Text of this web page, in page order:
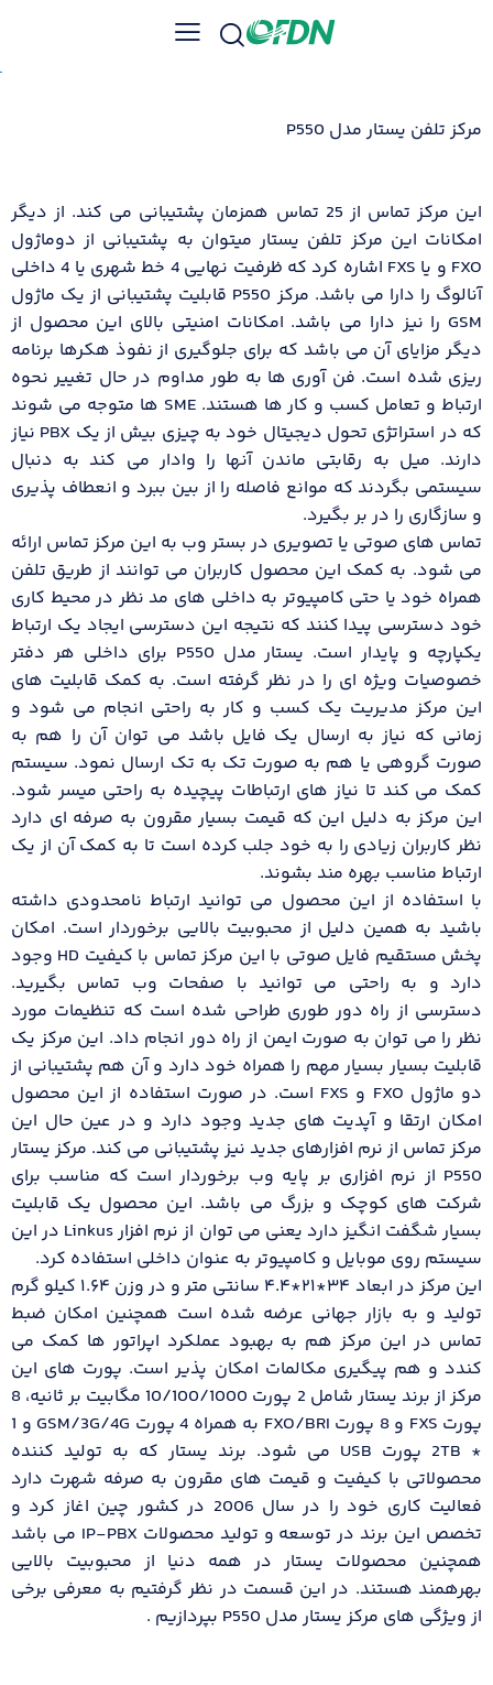
مرکز تلفن یستار مدل P550
این مرکز تماس از 25 تماس همزمان پشتیبانی می کند. از دیگر
امکانات این مرکز تلفن یستار میتوان به پشتیبانی از دوماژول
FXO و یا FXS اشاره کرد که ظرفیت نهایی 4 خط شهری یا 4 داخلی
آنالوگ را دارا می باشد. مرکز P550 قابلیت پشتیبانی از یک ماژول
GSM را نیز دارا می باشد. امکانات امنیتی بالای این محصول از
دیگر مزایای آن می باشد که برای جلوگیری از نفوذ هکرها برنامه
ریزی شده است. فن آوری ها به طور مداوم در حال تغییر نحوه
ارتباط و تعامل کسب و کار ها هستند. SME ها متوجه می شوند
که در استراتژی تحول دیجیتال خود به چیزی بیش از یک PBX نیاز
دارند. میل به رقابتی ماندن آنها را وادار می کند به دنبال
سیستمی بگردند که موانع فاصله را از بین ببرد و انعطاف پذیری
و سازگاری را در بر بگیرد.
تماس های صوتی یا تصویری در بستر وب به این مرکز تماس ارائه
می شود. به کمک این محصول کاربران می توانند از طریق تلفن
همراه خود یا حتی کامپیوتر به داخلی های مد نظر در محیط کاری
خود دسترسی پیدا کنند که نتیجه این دسترسی ایجاد یک ارتباط
یکپارچه و پایدار است. یستار مدل P550 برای داخلی هر دفتر
خصوصیات ویژه ای را در نظر گرفته است. به کمک قابلیت های
این مرکز مدیریت یک کسب و کار به راحتی انجام می شود و
زمانی که نیاز به ارسال یک فایل باشد می توان آن را هم به
صورت گروهی یا هم به صورت تک به تک ارسال نمود. سیستم
کمک می کند تا نیاز های ارتباطات پیچیده به راحتی میسر شود.
این مرکز به دلیل این که قیمت بسیار مقرون به صرفه ای دارد
نظر کاربران زیادی را به خود جلب کرده است تا به کمک آن از یک
ارتباط مناسب بهره مند بشوند.
با استفاده از این محصول می توانید ارتباط نامحدودی داشته
باشید به همین دلیل از محبوبیت بالایی برخوردار است. امکان
پخش مستقیم فایل صوتی با این مرکز تماس با کیفیت HD وجود
دارد و به راحتی می توانید با صفحات وب تماس بگیرید.
دسترسی از راه دور طوری طراحی شده است که تنظیمات مورد
نظر را می توان به صورت ایمن از راه دور انجام داد. این مرکز یک
قابلیت بسیار بسیار مهم را همراه خود دارد و آن هم پشتیبانی از
دو ماژول FXO و FXS است. در صورت استفاده از این محصول
امکان ارتقا و آپدیت های جدید وجود دارد و در عین حال این
مرکز تماس از نرم افزارهای جدید نیز پشتیبانی می کند. مرکز یستار
P550 از نرم افزاری بر پایه وب برخوردار است که مناسب برای
شرکت های کوچک و بزرگ می باشد. این محصول یک قابلیت
بسیار شگفت انگیز دارد یعنی می توان از نرم افزار Linkus در این
سیستم روی موبایل و کامپیوتر به عنوان داخلی استفاده کرد.
این مرکز در ابعاد ۳۴*۲۱*۴.۴ سانتی‌ متر و در وزن ۱.۶۴ کیلو گرم
تولید و به بازار جهانی عرضه شده است همچنین امکان ضبط
تماس در این مرکز هم به بهبود عملکرد اپراتور ها کمک می
کندد و هم پیگیری مکالمات امکان پذیر است. پورت های این
مرکز از برند یستار شامل 2 پورت 10/100/1000 مگابیت بر ثانیه، 8
پورت FXS و 8 پورت FXO/BRI به همراه 4 پورت GSM/3G/4G و 1
* 2TB پورت USB می شود. برند یستار که به تولید کننده
محصولاتی با کیفیت و قیمت های مقرون به صرفه شهرت دارد
فعالیت کاری خود را در سال 2006 در کشور چین اغاز کرد و
تخصص این برند در توسعه و تولید محصولات IP-PBX می باشد
همچنین محصولات یستار در همه دنیا از محبوبیت بالایی
بهرهمند هستند. در این قسمت در نظر گرفتیم به معرفی برخی
از ویژگی های مرکز یستار مدل P550 بپردازیم .